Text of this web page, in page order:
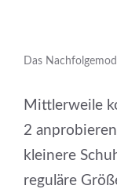
Das
Mittlerweile
2
kleinere
reguläre